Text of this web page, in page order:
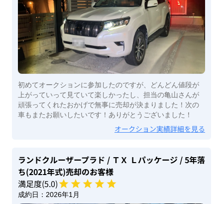
初めてオークションに参加したのですが、どんどん値段が
上がっていって見ていて楽しかったし、担当の亀山さんが
頑張ってくれたおかげで無事に売却が決まりました！次の
車もまたお願いしたいです！ありがとうございました！
オークション実績詳細を見る
ランドクルーザープラド / ＴＸ Ｌパッケージ / 5年落
ち(2021年式)売却のお客様
満足度(5.0)
成約日： 2026年1月